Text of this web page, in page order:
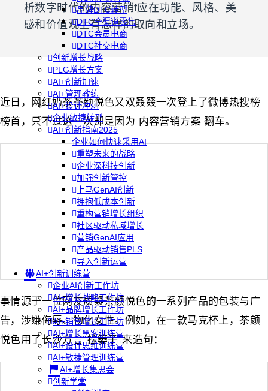
品牌DTC转型
DTC全渠道零售
DTC会员电商
DTC社交电商
创新增长战略
PLG增长方案
AI+创新加速
AI+管理教练
AI+设计冲刺
企业敏捷转型
AI+创新指南2025
企业如何快速采用AI
重塑未来的战略
企业深科技创新
加强创新管控
上马GenAI创新
拥抱低成本创新
重构营销增长组织
社区驱动私域增长
营销GenAI应用
产品驱动销售PLS
导入创新运营
AI+创新训练营
企业AI创新工作坊
AI+增长战略工作坊
AI+品牌增长工作坊
AI+销售增长工作坊
AI+增长黑客训练营
AI+设计思维训练营
AI+敏捷管理训练营
AI+增长集思会
创新学堂
析数字时代的内容营销f应在功能、风格、美
感和价值观上有怎样的取向和立场。
近日，网红奶茶茶颜悦色又双叒叕一次登上了微博热搜榜
榜首，只不过这一次却是因为 内容营销方案 翻车。
事情源于一位网友质疑茶颜悦色的一系列产品的包装与广
告，涉嫌侮辱、物化女性。例如，在一款马克杯上，茶颜
悦色用了长沙方言“捡篓子”来造句：